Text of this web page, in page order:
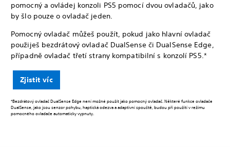
pomocný a ovládej konzoli PS5 pomocí dvou ovladačů, jako
by šlo pouze o ovladač jeden.
Pomocný ovladač můžeš použít, pokud jako hlavní ovladač
použiješ bezdrátový ovladač DualSense či DualSense Edge,
případně ovladač třetí strany kompatibilní s konzolí PS5.*
Zjistit víc
*Bezdrátový ovladač DualSense Edge není možné použít jako pomocný ovladač. Některé funkce ovladače
DualSense, jako jsou senzor pohybu, haptická odezva a adaptivní spouště, budou při použití v režimu
pomocného ovladače automaticky vypnuty.